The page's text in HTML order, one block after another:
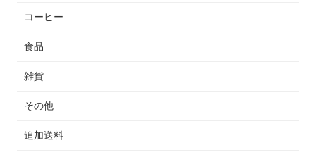
コーヒー
食品
雑貨
その他
追加送料